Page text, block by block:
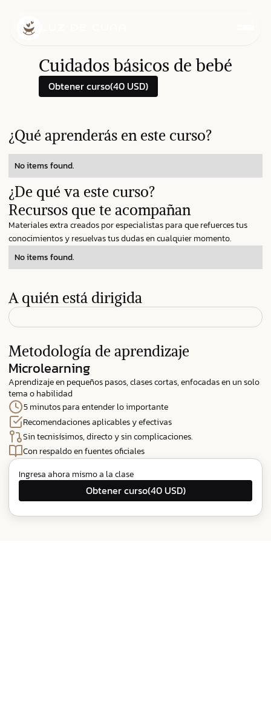
Cuidados básicos de bebé
Obtener curso(40 USD)
¿Qué aprenderás en este curso?
No items found.
¿De qué va este curso?
Recursos que te acompañan
Materiales extra creados por especialistas para que refuerces tus
conocimientos y resuelvas tus dudas en cualquier momento.
No items found.
A quién está dirigida
Metodología de aprendizaje
Microlearning
Aprendizaje en pequeños pasos, clases cortas, enfocadas en un solo
tema o habilidad
5 minutos para entender lo importante
Recomendaciones aplicables y efectivas
Sin tecnisísimos, directo y sin complicaciones.
Con respaldo en fuentes oficiales
Ingresa ahora mismo a la clase
Obtener curso(40 USD)